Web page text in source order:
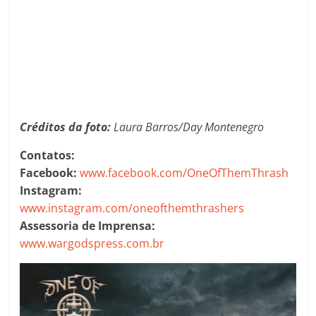
Créditos da foto:Laura Barros/Day Montenegro
Contatos:
Facebook:www.facebook.com/OneOfThemThrash
Instagram:
www.instagram.com/oneofthemthrashers
Assessoria de Imprensa:
www.wargodspress.com.br